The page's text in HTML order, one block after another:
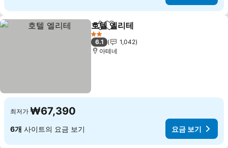
공유 즐겨찾기에 추가
호텔 엘리테
2 성급
6.1
1,042
아테네
최저가 ₩67,390
6개 사이트의 요금 보기 요금 보기